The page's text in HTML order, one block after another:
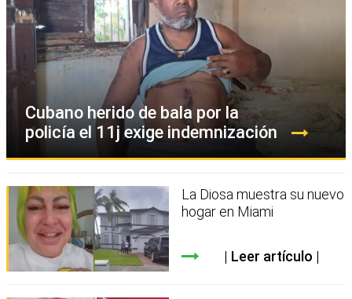
Cubano herido de bala por la
policía el 11j exige indemnización
La Diosa muestra su nuevo
hogar en Miami
Leer artículo